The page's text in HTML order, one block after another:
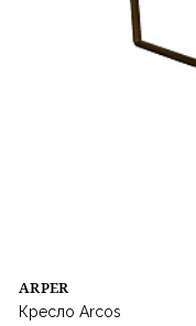
ARPER
Кресло Arcos